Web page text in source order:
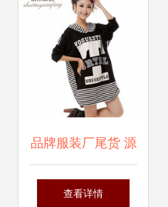
品牌服装厂尾货 源
头直供，代理加盟
查看详情